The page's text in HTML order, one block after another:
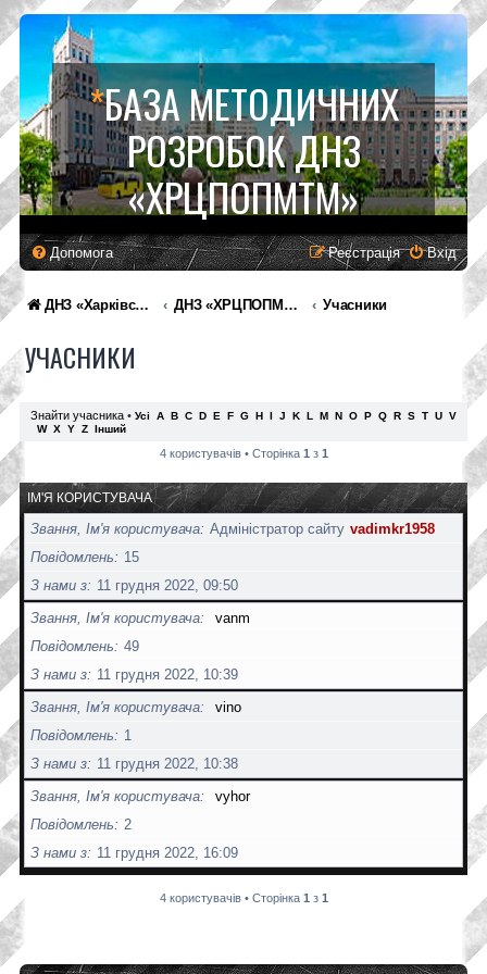
*БАЗА МЕТОДИЧНИХ
РОЗРОБОК ДНЗ
«ХРЦПОПМТМ»
Допомога Вхід
Реєстрація
ДНЗ «Харківський регіональний центр професійної освіти поліграфічних медіатехнологій та машинобудування» ДНЗ «ХРЦПОПМТМ» Учасники
УЧАСНИКИ
Знайти учасника • Усі A B C D E F G H I J K L M N O P Q R S T U V
W X Y Z Інший
4 користувачів • Сторінка 1 з 1
ІМ'Я КОРИСТУВАЧА
Звання, Ім'я користувача Адміністратор сайту vadimkr1958
Повідомлень
15
З нами з
11 грудня 2022, 09:50
Звання, Ім'я користувача
vanm
Повідомлень
49
З нами з
11 грудня 2022, 10:39
Звання, Ім'я користувача
vino
Повідомлень
1
З нами з
11 грудня 2022, 10:38
Звання, Ім'я користувача
vyhor
Повідомлень
2
З нами з
11 грудня 2022, 16:09
4 користувачів • Сторінка 1 з 1